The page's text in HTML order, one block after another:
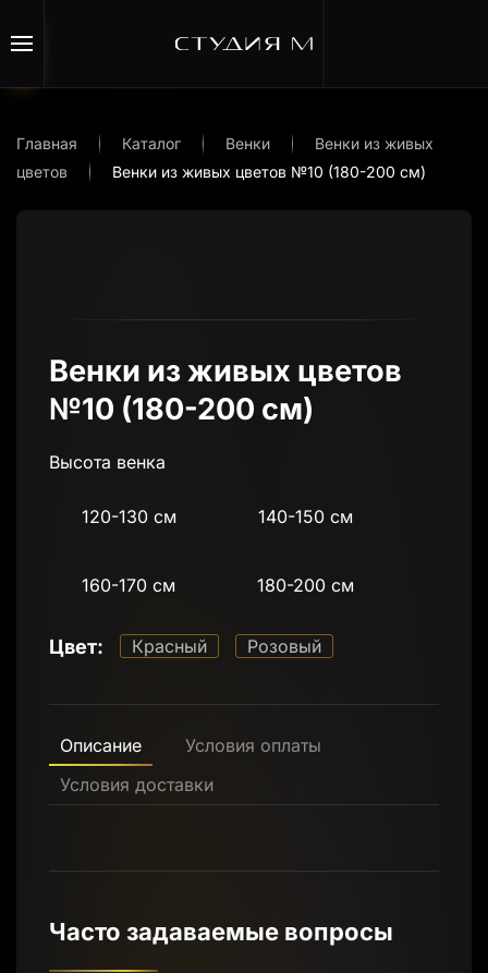
Перейти к содержимому
Главная Каталог Венки
Венки из живых
цветов
Венки из живых цветов №10 (180-200 см)
Венки из живых цветов
№10 (180-200 см)
Высота венка
120-130 см 140-150 см
160-170 см 180-200 см
Цвет: Красный Розовый
Описание
Условия оплаты
Условия доставки
Часто задаваемые вопросы